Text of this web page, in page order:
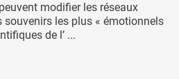
modifier les réseaux
souvenirs les plus « émotionnels
de l’ ...